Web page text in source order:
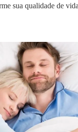
sua qualidade de